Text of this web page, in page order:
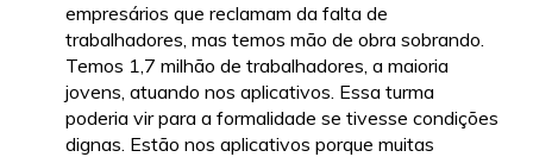
empresários que reclamam da falta de
trabalhadores, mas temos mão de obra sobrando.
Temos 1,7 milhão de trabalhadores, a maioria
jovens, atuando nos aplicativos. Essa turma
poderia vir para a formalidade se tivesse condições
dignas. Estão nos aplicativos porque muitas